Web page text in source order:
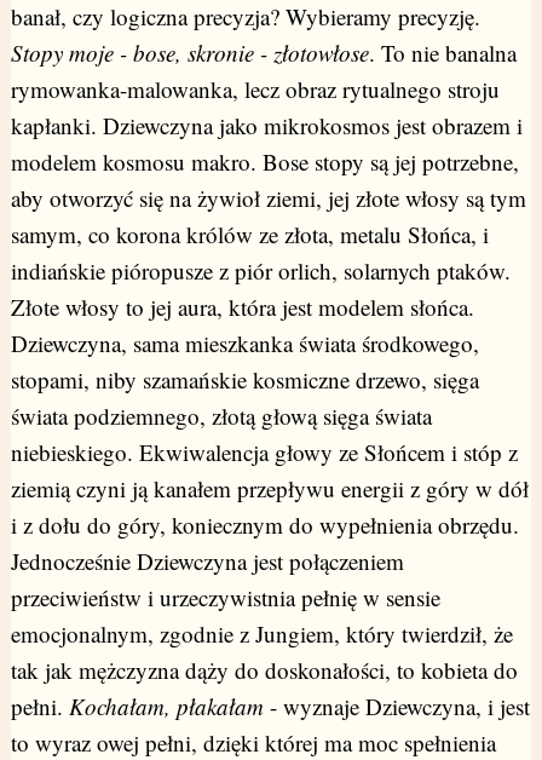
banał, czy logiczna precyzja? Wybieramy precyzję.
Stopy moje - bose, skronie - złotowłose. To nie banalna
rymowanka-malowanka, lecz obraz rytualnego stroju
kapłanki. Dziewczyna jako mikrokosmos jest obrazem i
modelem kosmosu makro. Bose stopy są jej potrzebne,
aby otworzyć się na żywioł ziemi, jej złote włosy są tym
samym, co korona królów ze złota, metalu Słońca, i
indiańskie pióropusze z piór orlich, solarnych ptaków.
Złote włosy to jej aura, która jest modelem słońca.
Dziewczyna, sama mieszkanka świata środkowego,
stopami, niby szamańskie kosmiczne drzewo, sięga
świata podziemnego, złotą głową sięga świata
niebieskiego. Ekwiwalencja głowy ze Słońcem i stóp z
ziemią czyni ją kanałem przepływu energii z góry w dół
i z dołu do góry, koniecznym do wypełnienia obrzędu.
Jednocześnie Dziewczyna jest połączeniem
przeciwieństw i urzeczywistnia pełnię w sensie
emocjonalnym, zgodnie z Jungiem, który twierdził, że
tak jak mężczyzna dąży do doskonałości, to kobieta do
pełni. Kochałam, płakałam- wyznaje Dziewczyna, i jest
to wyraz owej pełni, dzięki której ma moc spełnienia